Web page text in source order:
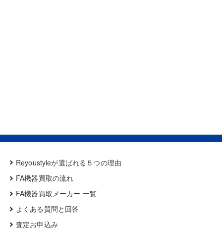
Reyoustyleが選ばれる５つの理由
FA機器買取の流れ
FA機器買取メーカー 一覧
よくある質問と回答
査定お申込み